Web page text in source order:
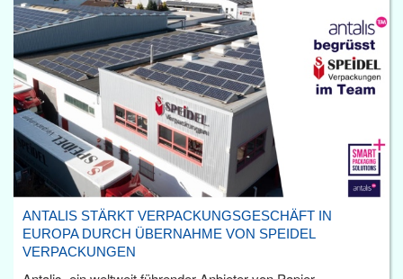
ANTALIS STÄRKT VERPACKUNGSGESCHÄFT IN
EUROPA DURCH ÜBERNAHME VON SPEIDEL
VERPACKUNGEN